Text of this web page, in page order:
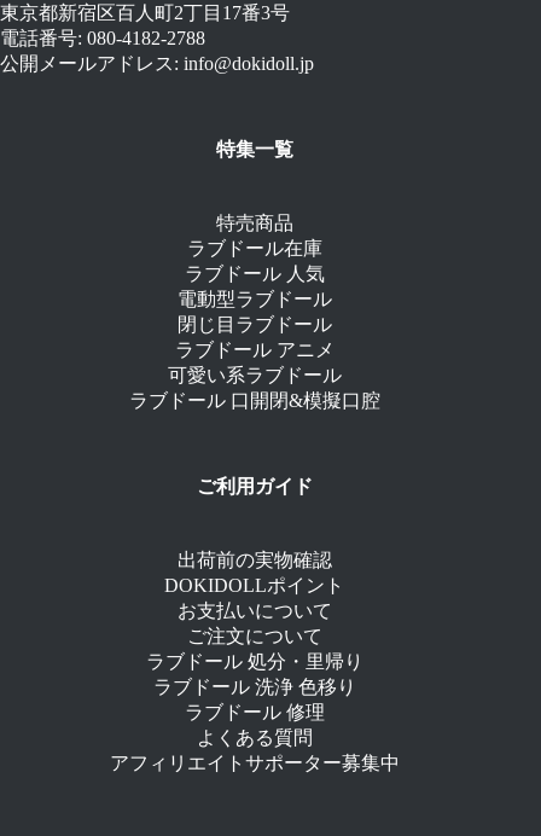
東京都新宿区百人町2丁目17番3号
電話番号: 080-4182-2788
公開メールアドレス: info@dokidoll.jp
特集一覧
特売商品
ラブドール在庫
ラブドール 人気
電動型ラブドール
閉じ目ラブドール
ラブドール アニメ
可愛い系ラブドール
ラブドール 口開閉&模擬口腔
ご利用ガイド
出荷前の実物確認
DOKIDOLLポイント
お支払いについて
ご注文について
ラブドール 処分・里帰り
ラブドール 洗浄 色移り
ラブドール 修理
よくある質問
アフィリエイトサポーター募集中